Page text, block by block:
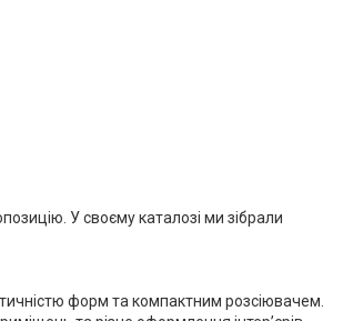
У своєму каталозі ми зібрали
форм та компактним розсіювачем.